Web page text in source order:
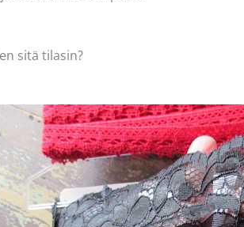
sitä tilasin?